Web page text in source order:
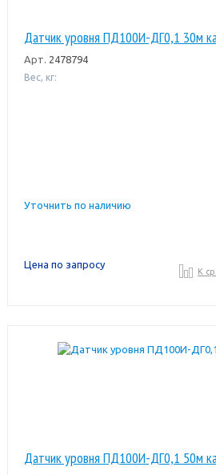
Датчик уровня ПД100И-ДГ0,1 30м
Арт. 2478794
Вес, кг:
Уточнить по наличию
Цена по запросу
К
Датчик уровня ПД100И-ДГ0,1 50м